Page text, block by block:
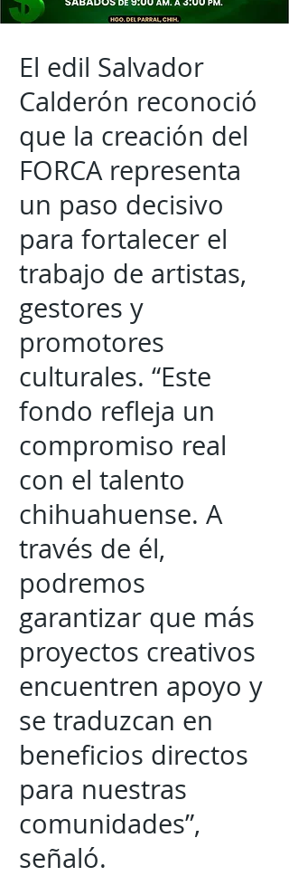
El edil Salvador
Calderón reconoció
que la creación del
FORCA representa
un paso decisivo
para fortalecer el
trabajo de artistas,
gestores y
promotores
culturales. “Este
fondo refleja un
compromiso real
con el talento
chihuahuense. A
través de él,
podremos
garantizar que más
proyectos creativos
encuentren apoyo y
se traduzcan en
beneficios directos
para nuestras
comunidades”,
señaló.